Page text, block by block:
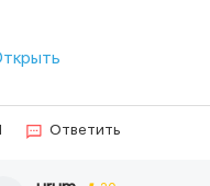
Ответить